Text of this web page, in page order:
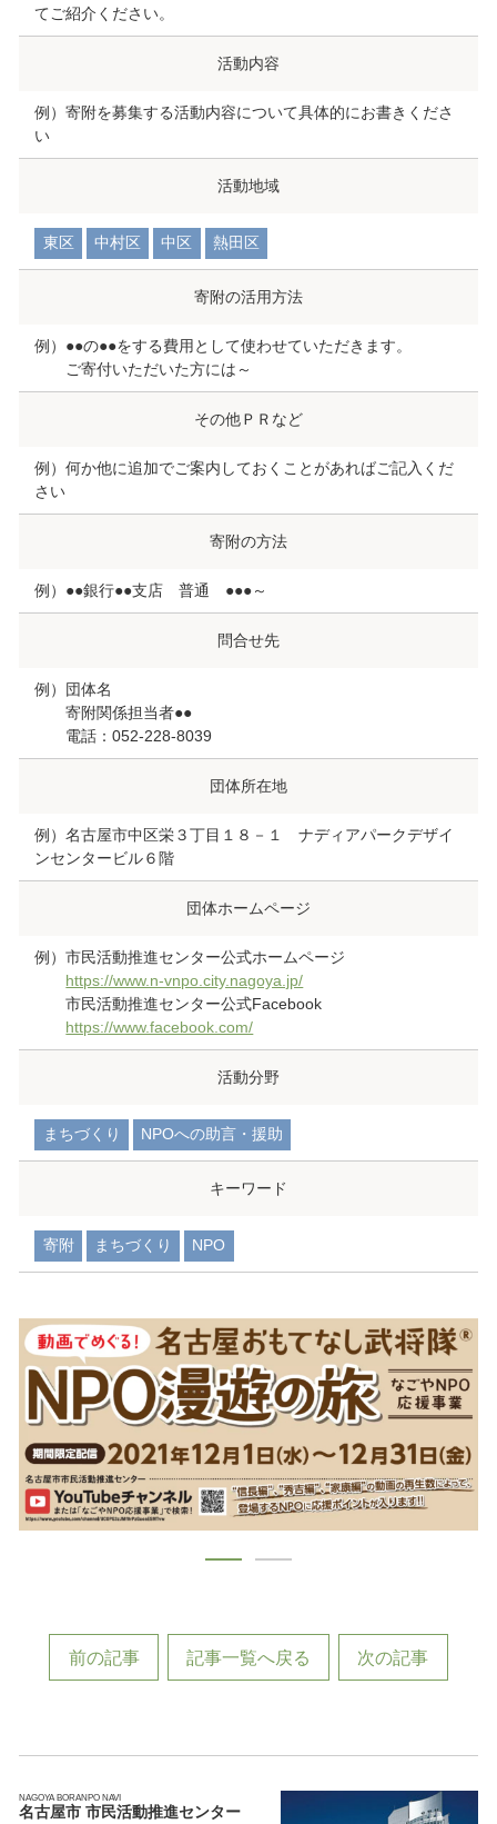
てご紹介ください。
活動内容
例）寄附を募集する活動内容について具体的にお書きくださ
い
活動地域
東区 中村区 中区 熱田区
寄附の活用方法
例）●●の●●をする費用として使わせていただきます。
ご寄付いただいた方には～
その他ＰＲなど
例）何か他に追加でご案内しておくことがあればご記入くだ
さい
寄附の方法
例）●●銀行●●支店 普通 ●●●～
問合せ先
例）団体名
寄附関係担当者●●
電話：052-228-8039
団体所在地
例）名古屋市中区栄３丁目１８－１ ナディアパークデザイ
ンセンタービル６階
団体ホームページ
例）市民活動推進センター公式ホームページ
https://www.n-vnpo.city.nagoya.jp/
市民活動推進センター公式Facebook
https://www.facebook.com/
活動分野
まちづくり NPOへの助言・援助
キーワード
寄附 まちづくり NPO
前の記事 記事一覧へ戻る 次の記事
NAGOYA BORANPO NAVI
名古屋市 市民活動推進センター